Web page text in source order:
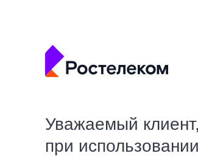
Уважаемый
при